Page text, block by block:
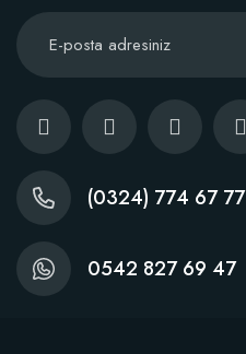
TÜKENDI
(0324) 774 67 77
0542 827 69 47